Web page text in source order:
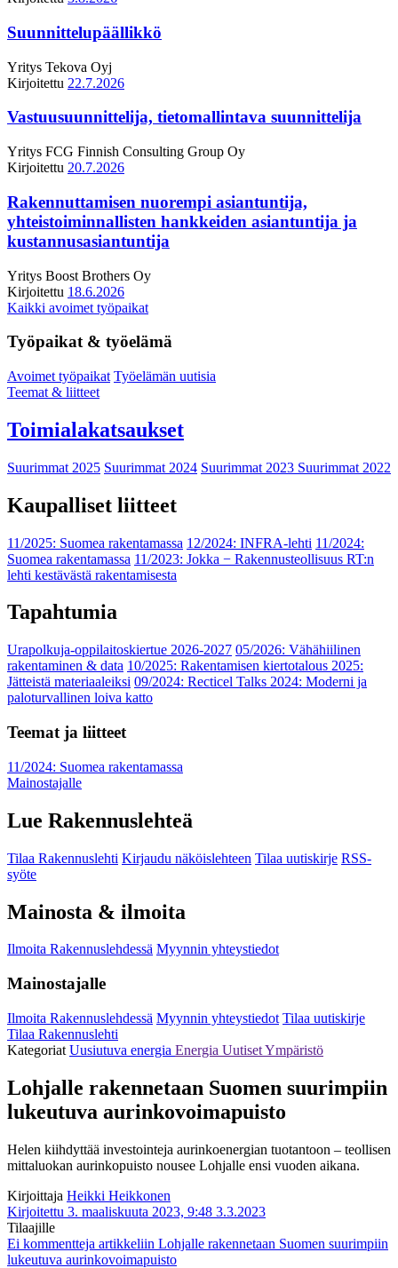
Suunnittelupäällikkö
Yritys Tekova Oyj
Kirjoitettu 22.7.2026
Vastuusuunnittelija, tietomallintava suunnittelija
Yritys FCG Finnish Consulting Group Oy
Kirjoitettu 20.7.2026
Rakennuttamisen nuorempi asiantuntija,
yhteistoiminnallisten hankkeiden asiantuntija ja
kustannusasiantuntija
Yritys Boost Brothers Oy
Kirjoitettu 18.6.2026
Kaikki avoimet työpaikat
Työpaikat & työelämä
Avoimet työpaikat Työelämän uutisia
Teemat & liitteet
Toimialakatsaukset
Suurimmat 2025 Suurimmat 2024 Suurimmat 2023 Suurimmat 2022
Kaupalliset liitteet
11/2025: Suomea rakentamassa 12/2024: INFRA-lehti 11/2024:
Suomea rakentamassa 11/2023: Jokka − Rakennusteollisuus RT:n
lehti kestävästä rakentamisesta
Tapahtumia
Urapolkuja-oppilaitoskiertue 2026-2027 05/2026: Vähähiilinen
rakentaminen & data 10/2025: Rakentamisen kiertotalous 2025:
Jätteistä materiaaleiksi 09/2024: Recticel Talks 2024: Moderni ja
paloturvallinen loiva katto
Teemat ja liitteet
11/2024: Suomea rakentamassa
Mainostajalle
Lue Rakennuslehteä
Tilaa Rakennuslehti Kirjaudu näköislehteen Tilaa uutiskirje RSS-
syöte
Mainosta & ilmoita
Ilmoita Rakennuslehdessä Myynnin yhteystiedot
Mainostajalle
Ilmoita Rakennuslehdessä Myynnin yhteystiedot Tilaa uutiskirje
Tilaa Rakennuslehti
Kategoriat Uusiutuva energia Energia UutisetYmpäristö
Lohjalle rakennetaan Suomen suurimpiin
lukeutuva aurinkovoimapuisto
Helen kiihdyttää investointeja aurinkoenergian tuotantoon – teollisen
mittaluokan aurinkopuisto nousee Lohjalle ensi vuoden aikana.
Kirjoittaja Heikki Heikkonen
Kirjoitettu 3. maaliskuuta 2023, 9:48 3.3.2023
Tilaajille
Ei kommentteja artikkeliin Lohjalle rakennetaan Suomen suurimpiin
lukeutuva aurinkovoimapuisto